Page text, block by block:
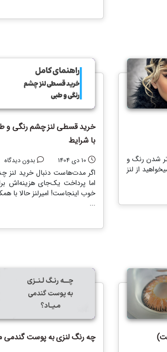
تر شدن رنگ و
از لنز
خرید قسطی لنز چشم رنگی و
با شرایط
10 دی 1404 بدون دیدگاه
اگر مدت‌هاست دنبال خرید
اما پرداخت یک‌جای هزینه‌اش
خوب اینجاست! امیرلنز حالا با
...
چه رنگ لنزی به پوست گندمی میاد؟